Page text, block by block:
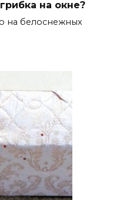
на окне?
на белоснежных